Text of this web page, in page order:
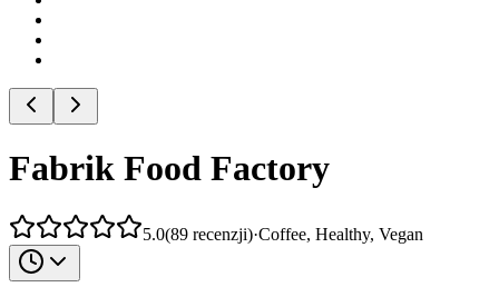
Fabrik Food Factory
5.0(89 recenzji)·Coffee, Healthy, Vegan